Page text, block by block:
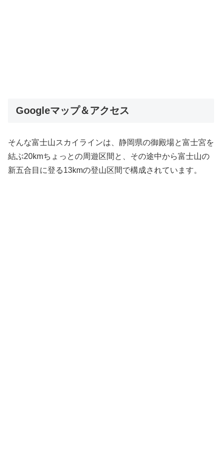
Googleマップ＆アクセス
そんな富士山スカイラインは、静岡県の御殿場と富士宮を
結ぶ20kmちょっとの周遊区間と、その途中から富士山の
新五合目に登る13kmの登山区間で構成されています。